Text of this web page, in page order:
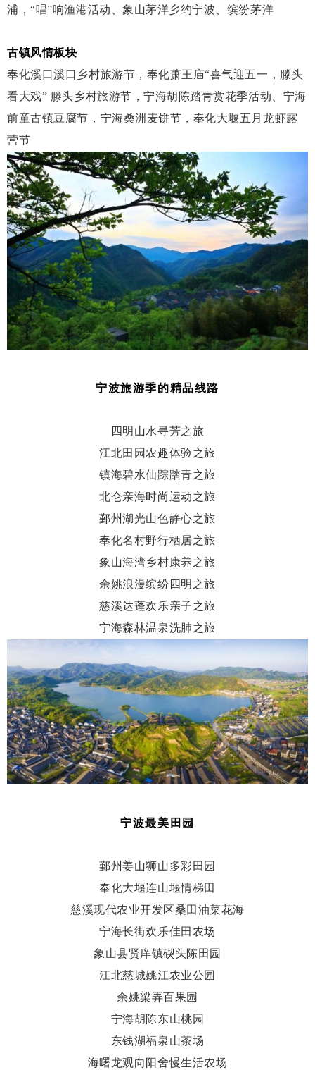
浦，“唱”响渔港活动、象山茅洋乡约宁波、缤纷茅洋
古镇风情板块
奉化溪口溪口乡村旅游节，奉化萧王庙“喜气迎五一，滕头
看大戏” 滕头乡村旅游节，宁海胡陈踏青赏花季活动、宁海
前童古镇豆腐节，宁海桑洲麦饼节，奉化大堰五月龙虾露
营节
宁波旅游季的精品线路
四明山水寻芳之旅
江北田园农趣体验之旅
镇海碧水仙踪踏青之旅
北仑亲海时尚运动之旅
鄞州湖光山色静心之旅
奉化名村野行栖居之旅
象山海湾乡村康养之旅
余姚浪漫缤纷四明之旅
慈溪达蓬欢乐亲子之旅
宁海森林温泉洗肺之旅
宁波最美田园
鄞州姜山狮山多彩田园
奉化大堰连山堰情梯田
慈溪现代农业开发区桑田油菜花海
宁海长街欢乐佳田农场
象山县贤庠镇碶头陈田园
江北慈城姚江农业公园
余姚梁弄百果园
宁海胡陈东山桃园
东钱湖福泉山茶场
海曙龙观向阳舍慢生活农场